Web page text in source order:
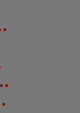
*
* *
*